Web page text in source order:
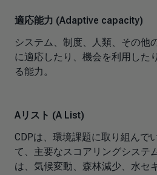
適応能力 (Adaptive capacity)
システム、制度、人類、その他
に適応したり、機会を利用した
る能力。
Aリスト (A List)
CDPは、環境課題に取り組んで
て、主要なスコアリングシステ
は、気候変動、森林減少、水セ